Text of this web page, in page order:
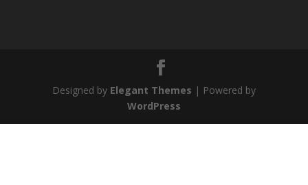
Designed by Elegant Themes | Powered by
WordPress